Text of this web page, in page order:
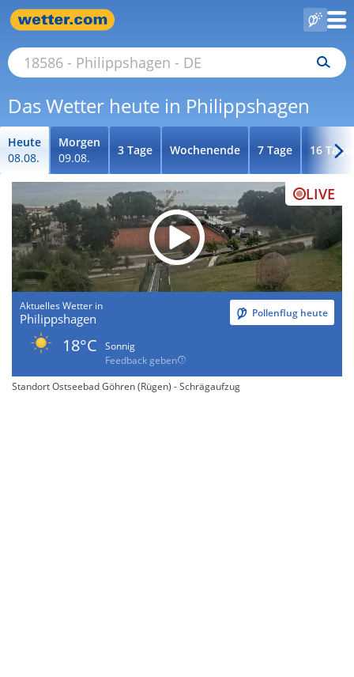
Das Wetter heute in Philippshagen
Heute
08.08.
Morgen
09.08.
3 Tage Wochenende 7 Tage 16 Tage
LIVE
Aktuelles Wetter in
Philippshagen Pollenflug heute
18°C
Sonnig
Feedback geben
Standort Ostseebad Göhren (Rügen) - Schrägaufzug